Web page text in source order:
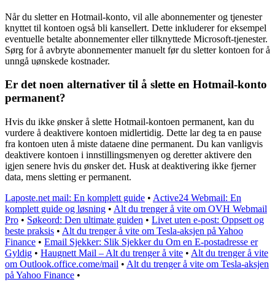
Når du sletter en Hotmail-konto, vil alle abonnementer og tjenester
knyttet til kontoen også bli kansellert. Dette inkluderer for eksempel
eventuelle betalte abonnementer eller tilknyttede Microsoft-tjenester.
Sørg for å avbryte abonnementer manuelt før du sletter kontoen for å
unngå uønskede kostnader.
Er det noen alternativer til å slette en Hotmail-konto
permanent?
Hvis du ikke ønsker å slette Hotmail-kontoen permanent, kan du
vurdere å deaktivere kontoen midlertidig. Dette lar deg ta en pause
fra kontoen uten å miste dataene dine permanent. Du kan vanligvis
deaktivere kontoen i innstillingsmenyen og deretter aktivere den
igjen senere hvis du ønsker det. Husk at deaktivering ikke fjerner
data, mens sletting er permanent.
Laposte.net mail: En komplett guide • Active24 Webmail: En
komplett guide og løsning • Alt du trenger å vite om OVH Webmail
Pro • Søkeord: Den ultimate guiden • Livet uten e-post: Oppsett og
beste praksis • Alt du trenger å vite om Tesla-aksjen på Yahoo
Finance • Email Sjekker: Slik Sjekker du Om en E-postadresse er
Gyldig • Haugnett Mail – Alt du trenger å vite • Alt du trenger å vite
om Outlook.office.come/mail • Alt du trenger å vite om Tesla-aksjen
på Yahoo Finance •